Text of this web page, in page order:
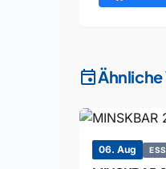
event
06. Aug